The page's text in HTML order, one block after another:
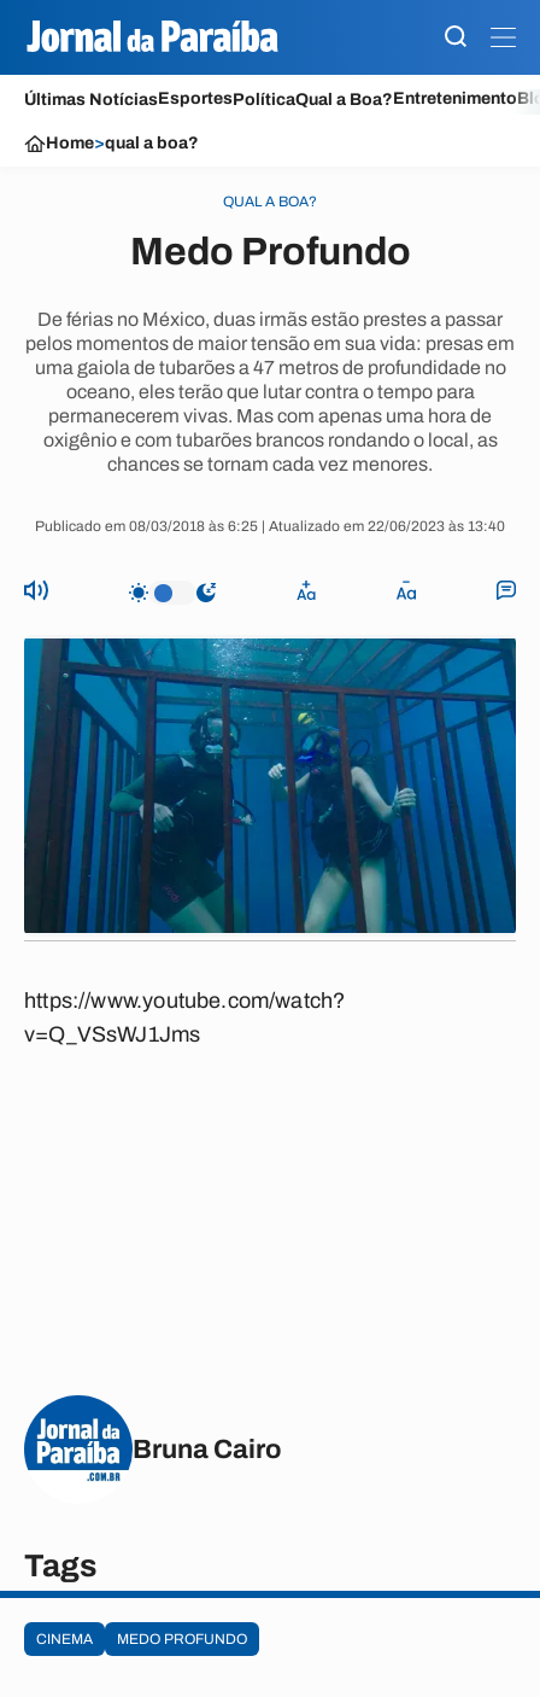
Últimas NotíciasEsportesPolíticaQual a Boa?Entretenimento
Home>qual a boa?
QUAL A BOA?
Medo Profundo
De férias no México, duas irmãs estão prestes a passar
pelos momentos de maior tensão em sua vida: presas em
uma gaiola de tubarões a 47 metros de profundidade no
oceano, eles terão que lutar contra o tempo para
permanecerem vivas. Mas com apenas uma hora de
oxigênio e com tubarões brancos rondando o local, as
chances se tornam cada vez menores.
Publicado em 08/03/2018 às 6:25 | Atualizado em 22/06/2023 às 13:40
https://www.youtube.com/watch?
v=Q_VSsWJ1Jms
Bruna Cairo
Tags
CINEMA MEDO PROFUNDO